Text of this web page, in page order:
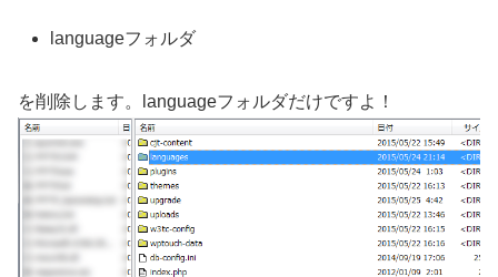
languageフォルダ
を削除します。languageフォルダだけですよ！